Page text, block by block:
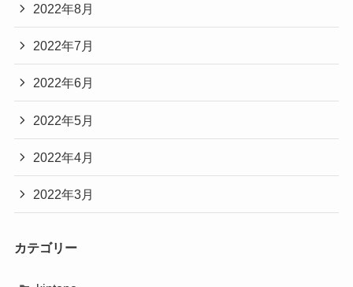
2022年8月
2022年7月
2022年6月
2022年5月
2022年4月
2022年3月
カテゴリー